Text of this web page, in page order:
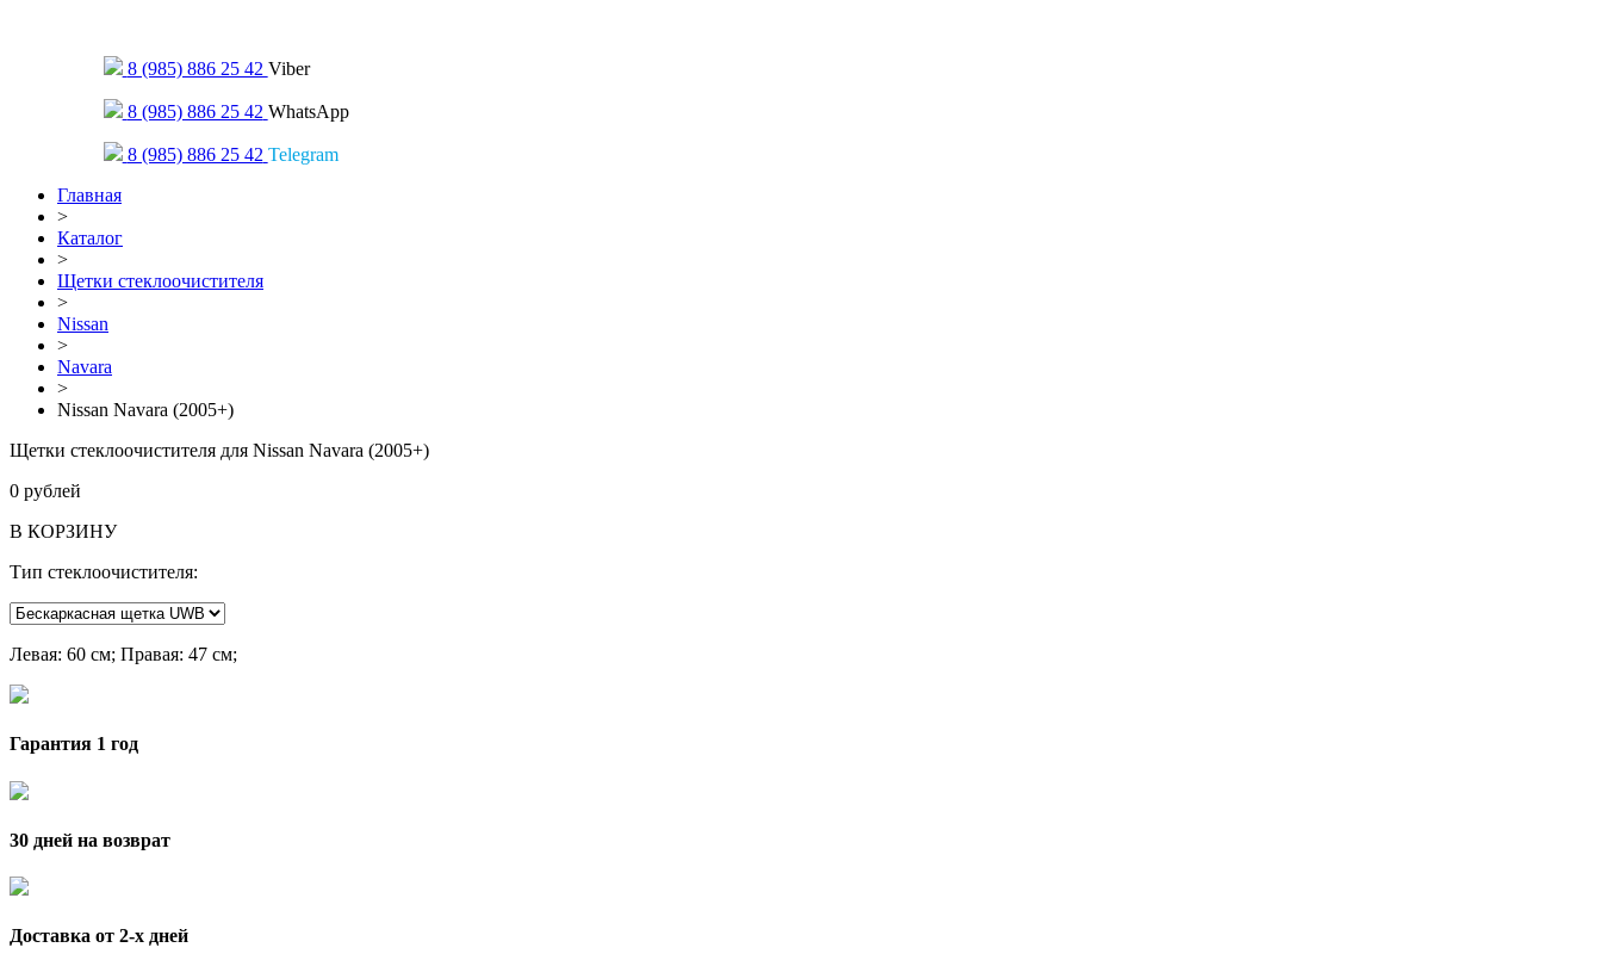
8 (985) 886 25 42 Viber
8 (985) 886 25 42 WhatsApp
8 (985) 886 25 42 Telegram
Главная
>
Каталог
>
Щетки стеклоочистителя
>
Nissan
>
Navara
>
Nissan Navara (2005+)
Щетки стеклоочистителя для Nissan Navara (2005+)
0 рублей
В КОРЗИНУ
Тип стеклоочистителя:
Левая: 60 см; Правая: 47 см;
Гарантия 1 год
30 дней на возврат
Доставка от 2-x дней